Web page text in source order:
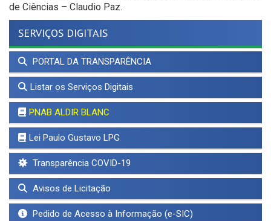
de Ciências – Claudio Paz.
SERVIÇOS DIGITAIS
PORTAL DA TRANSPARÊNCIA
Listar os Serviços Digitais
PNAB ALDIR BLANC
Lei Paulo Gustavo LPG
Transparência COVID-19
Avisos de Licitação
Pedido de Acesso à Informação (e-SIC)